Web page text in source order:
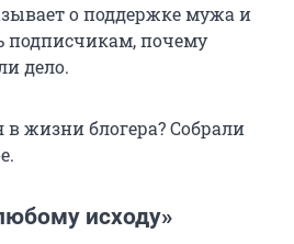
о поддержке мужа и
подписчикам, почему
дело.
в жизни блогера? Собрали
исходу»